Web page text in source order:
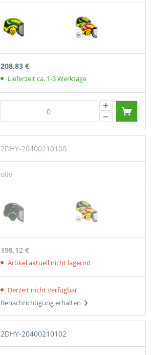
208,83 €
Lieferzeit ca. 1-3 Werktage
2DHY-20400210100
oliv
198,12 €
Artikel aktuell nicht lagernd
Derzeit nicht verfügbar.
Benachrichtigung erhalten
2DHY-20400210102